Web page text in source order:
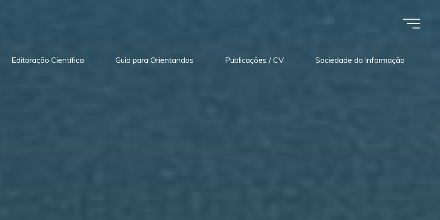
Editoração Científica Guia para Orientandos Publicações / CV Sociedade da Informação